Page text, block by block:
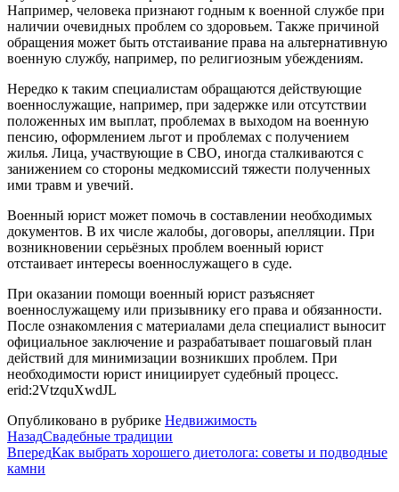
Например, человека признают годным к военной службе при
наличии очевидных проблем со здоровьем. Также причиной
обращения может быть отстаивание права на альтернативную
военную службу, например, по религиозным убеждениям.
Нередко к таким специалистам обращаются действующие
военнослужащие, например, при задержке или отсутствии
положенных им выплат, проблемах в выходом на военную
пенсию, оформлением льгот и проблемах с получением
жилья. Лица, участвующие в СВО, иногда сталкиваются с
занижением со стороны медкомиссий тяжести полученных
ими травм и увечий.
Военный юрист может помочь в составлении необходимых
документов. В их числе жалобы, договоры, апелляции. При
возникновении серьёзных проблем военный юрист
отстаивает интересы военнослужащего в суде.
При оказании помощи военный юрист разъясняет
военнослужащему или призывнику его права и обязанности.
После ознакомления с материалами дела специалист выносит
официальное заключение и разрабатывает пошаговый план
действий для минимизации возникших проблем. При
необходимости юрист инициирует судебный процесс.
erid:2VtzquXwdJL
Опубликовано в рубрике Недвижимость
НазадСвадебные традиции
ВпередКак выбрать хорошего диетолога: советы и подводные
камни